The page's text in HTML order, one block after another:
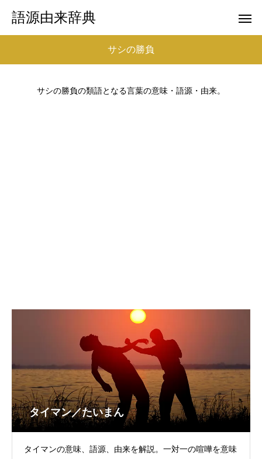
語源由来辞典
サシの勝負
サシの勝負の類語となる言葉の意味・語源・由来。
タイマン／たいまん
タイマンの意味、語源、由来を解説。一対一の喧嘩を意味